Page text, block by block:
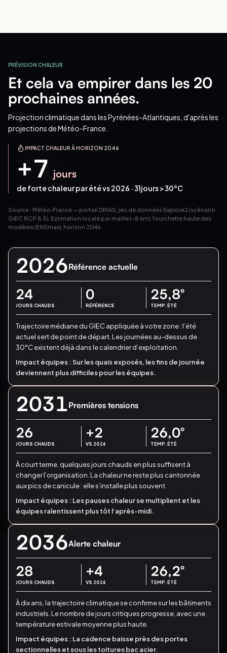
PRÉVISION CHALEUR
Et cela va empirer dans les 20
prochaines années.
Projection climatiquedans les Pyrénées-Atlantiques , d'après les
projections de Météo-France.
IMPACT CHALEUR À HORIZON 2046
+7 jours
de forte chaleur par été vs 2026 ·31jours > 30°C
Source : Météo-France — portail DRIAS, jeu de données Explore2 (scénario
GIEC RCP 8.5). Estimation locale par maille (~8 km), fourchette haute des
modèles (ENSmax), horizon 2046.
2026Référence actuelle
24
JOURS CHAUDS
0
RÉFÉRENCE
25,8°
TEMP. ÉTÉ
Trajectoire médiane du GIEC appliquée à votre zone : l’été
actuel sert de point de départ. Les journées au-dessus de
30°C existent déjà dans le calendrier d’exploitation.
Impact équipes :Sur les quais exposés, les fins de journée
deviennent plus difficiles pour les équipes.
2031Premières tensions
26
JOURS CHAUDS
+2
VS 2026
26,0°
TEMP. ÉTÉ
À court terme, quelques jours chauds en plus suffisent à
changer l’organisation. La chaleur ne reste plus cantonnée
aux pics de canicule : elle s’installe plus souvent.
Impact équipes : Les pauses chaleur se multiplient et les
équipes ralentissent plus tôt l’après-midi.
2036Alerte chaleur
28
JOURS CHAUDS
+4
VS 2026
26,2°
TEMP. ÉTÉ
À dix ans, la trajectoire climatique se confirme sur les bâtiments
industriels. Le nombre de jours critiques progresse, avec une
température estivale moyenne plus haute.
Impact équipes : La cadence baisse près des portes
sectionnelles et sous les toitures bac acier.